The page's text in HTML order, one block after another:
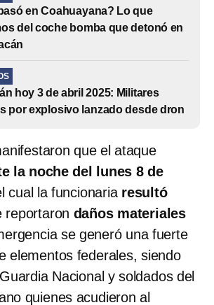
en Coahuayana? Lo que
del coche bomba que detonó en
hoy 3 de abril 2025: Militares
por explosivo lanzado desde dron
que el ataque
la noche del lunes 8 de
cual la funcionaria resultó
reportaron daños materiales
se generó una fuerte
elementos federales, siendo
Nacional y soldados del
quienes acudieron al